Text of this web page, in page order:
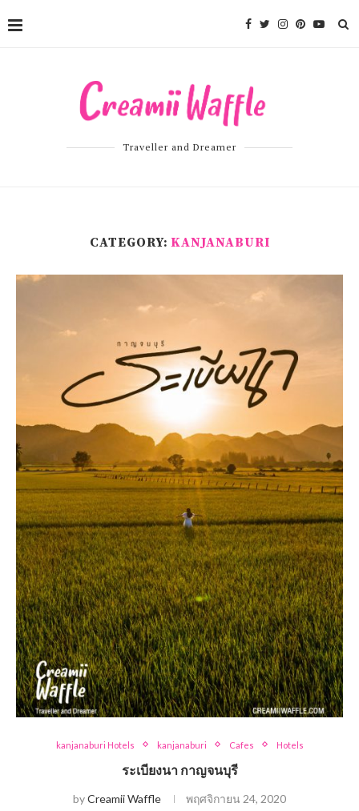
Traveller and Dreamer
CATEGORY: KANJANABURI
kanjanaburi Hotels kanjanaburi Cafes Hotels
ระเบียงนา กาญจนบุรี
byCreamii Waffle พฤศจิกายน 24, 2020